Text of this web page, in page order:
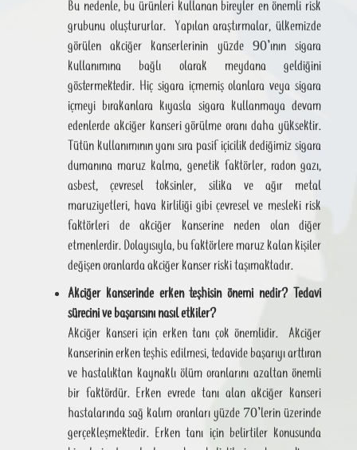
Bu nedenle, bu ürünleri kullanan bireyler en önemli risk
grubunu oluştururlar. Yapılan araştırmalar, ülkemizde
görülen akciğer kanserlerinin yüzde 90’ının sigara
kullanımına bağlı olarak meydana geldiğini
göstermektedir. Hiç sigara içmemiş olanlara veya sigara
içmeyi bırakanlara kıyasla sigara kullanmaya devam
edenlerde akciğer kanseri görülme oranı daha yüksektir.
Tütün kullanımının yanı sıra pasif içicilik dediğimiz sigara
dumanına maruz kalma, genetik faktörler, radon gazı,
asbest, çevresel toksinler, silika ve ağır metal
maruziyetleri, hava kirliliği gibi çevresel ve mesleki risk
faktörleri de akciğer kanserine neden olan diğer
etmenlerdir. Dolayısıyla, bu faktörlere maruz kalan kişiler
değişen oranlarda akciğer kanser riski taşımaktadır.
Akciğer kanserinde erken teşhisin önemi nedir? Tedavi
sürecini ve başarısını nasıl etkiler?
Akciğer kanseri için erken tanı çok önemlidir. Akciğer
kanserinin erken teşhis edilmesi, tedavide başarıyı arttıran
ve hastalıktan kaynaklı ölüm oranlarını azaltan önemli
bir faktördür. Erken evrede tanı alan akciğer kanseri
hastalarında sağ kalım oranları yüzde 70’lerin üzerinde
gerçekleşmektedir. Erken tanı için belirtiler konusunda